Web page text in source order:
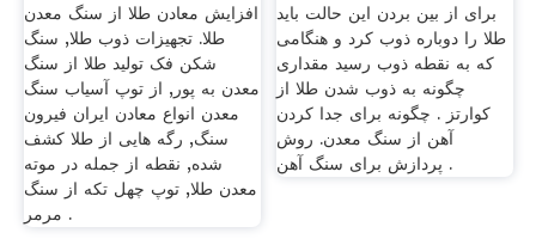
افزایش معادن طلا از سنگ معدن
طلا. تجهیزات ذوب طلا, سنگ
شکن فک تولید طلا از سنگ
معدن به پور, از توپ آسیاب سنگ
معدن انواع معادن ايران فیرون
سنگ, رگه هایى از طلا کشف
شده, نقطه از جمله در موته
معدن طلا, توپ چهل تکه از سنگ
مرمر .
برای از بین بردن این حالت باید
طلا را دوباره ذوب کرد و هنگامی
که به نقطه ذوب رسید مقداری
چگونه به ذوب شدن طلا از
کوارتز . چگونه برای جدا کردن
آهن از سنگ معدن. روش
پردازش برای سنگ آهن .